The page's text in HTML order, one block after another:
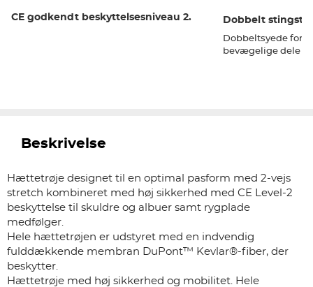
CE godkendt beskyttelsesniveau 2. Dobbelt
Dobbeltsyede
bevægelige dele
Beskrivelse
Hættetrøje designet til en optimal pasform med 2-vejs
stretch kombineret med høj sikkerhed med CE Level-2
beskyttelse til skuldre og albuer samt rygplade
medfølger.
Hele hættetrøjen er udstyret med en indvendig
fulddækkende membran DuPont™ Kevlar®-fiber, der
beskytter.
Hættetrøje med høj sikkerhed og mobilitet. Hele